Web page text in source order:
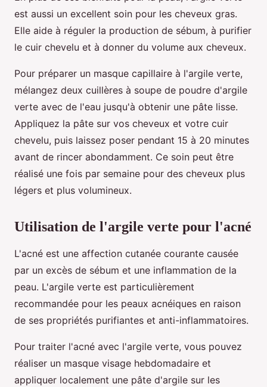
est aussi un excellent soin pour les cheveux gras.
Elle aide à réguler la production de sébum, à purifier
le cuir chevelu et à donner du volume aux cheveux.
Pour préparer un masque capillaire à l'argile verte,
mélangez deux cuillères à soupe de poudre d'argile
verte avec de l'eau jusqu'à obtenir une pâte lisse.
Appliquez la pâte sur vos cheveux et votre cuir
chevelu, puis laissez poser pendant 15 à 20 minutes
avant de rincer abondamment. Ce soin peut être
réalisé une fois par semaine pour des cheveux plus
légers et plus volumineux.
Utilisation de l'argile verte pour l'acné
L'acné est une affection cutanée courante causée
par un excès de sébum et une inflammation de la
peau. L'argile verte est particulièrement
recommandée pour les peaux acnéiques en raison
de ses propriétés purifiantes et anti-inflammatoires.
Pour traiter l'acné avec l'argile verte, vous pouvez
réaliser un masque visage hebdomadaire et
appliquer localement une pâte d'argile sur les